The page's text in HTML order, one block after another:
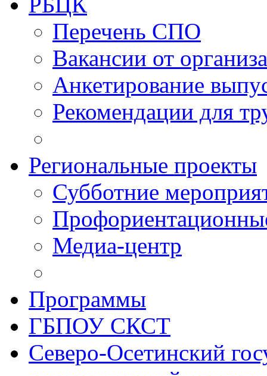
Перечень СПО
Вакансии от
Анкетирование
Рекомендации для
Региональные проекты
Субботние
Медиа-центр
Программы
ГБПОУ СКСТ
Северо-Осетинский